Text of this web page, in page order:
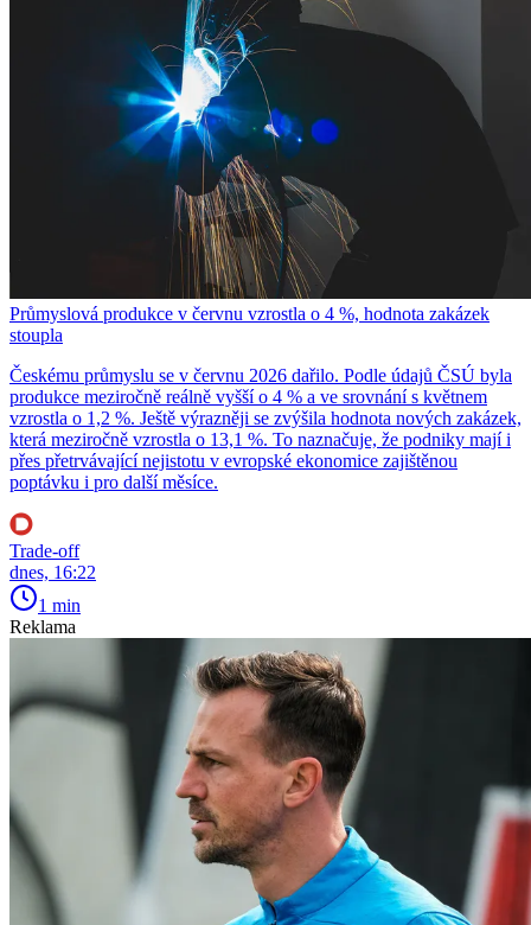
Průmyslová produkce v červnu vzrostla o 4 %, hodnota zakázek
stoupla
Českému průmyslu se v červnu 2026 dařilo. Podle údajů ČSÚ byla
produkce meziročně reálně vyšší o 4 % a ve srovnání s květnem
vzrostla o 1,2 %. Ještě výrazněji se zvýšila hodnota nových zakázek,
která meziročně vzrostla o 13,1 %. To naznačuje, že podniky mají i
přes přetrvávající nejistotu v evropské ekonomice zajištěnou
poptávku i pro další měsíce.
Trade-off
dnes, 16:22
1 min
Reklama